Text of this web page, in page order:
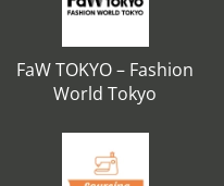
FaW TOKYO – Fashion
World Tokyo